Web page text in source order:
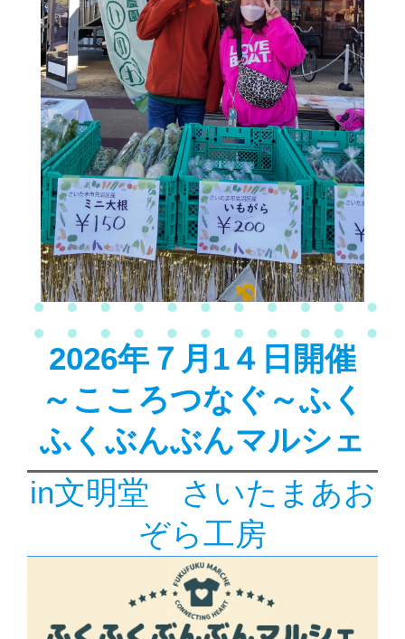
2026年７月1４日開催
～こころつなぐ～ふく
ふくぶんぶんマルシェ
in文明堂 さいたまあお
ぞら工房